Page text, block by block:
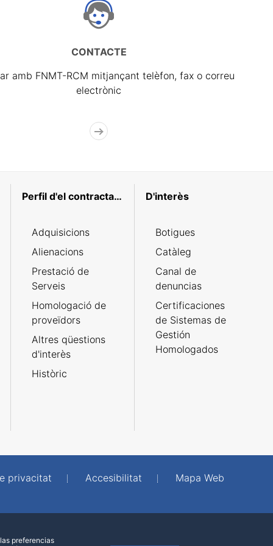
CONTACTE
amb FNMT-RCM mitjançant telèfon, fax o correu
electrònic
Perfil d'el contractant
Adquisicions
Alienacions
Prestació de
Serveis
Homologació de
proveïdors
Altres qüestions
d'interès
Històric
D'interès
Botigues
Catàleg
Canal de
denuncias
Certificaciones
de Sistemas de
Gestión
Homologados
privacitat Accesibilitat
Mapa Web
preferencias